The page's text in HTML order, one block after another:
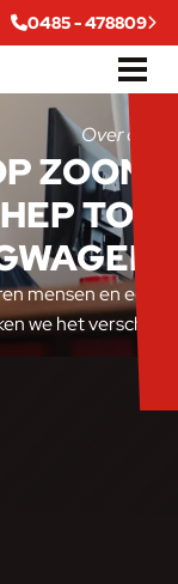
0485 - 478809
Over ons
ZOON
TOT
mensen en een
we het verschil.